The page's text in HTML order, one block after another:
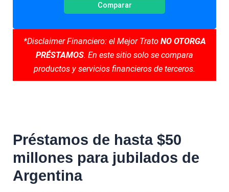
Comparar
*Disclaimer Financiero: el Mejor Trato NO OTORGA
PRÉSTAMOS. En este sitio solo se compara
productos y servicios financieros de terceros.
Préstamos de hasta $50
millones para jubilados de
Argentina